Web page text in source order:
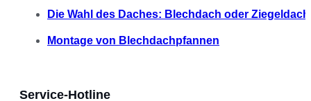
Die Wahl des Daches: Blechdach oder
Montage von Blechdachpfannen
Service-Hotline